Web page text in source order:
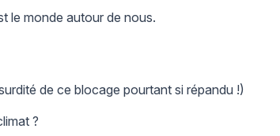
le monde autour de nous.
de ce blocage pourtant si répandu !)
?